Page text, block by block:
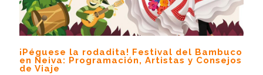
¡Péguese la rodadita! Festival del Bambuco
en Neiva: Programación, Artistas y Consejos
de Viaje